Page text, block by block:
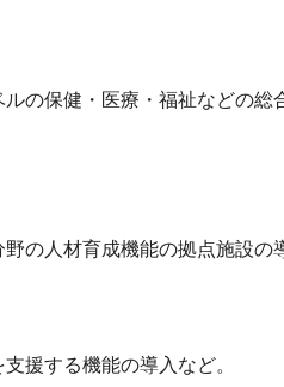
の保健・医療・福祉などの総
の人材育成機能の拠点施設の
援する機能の導入など。